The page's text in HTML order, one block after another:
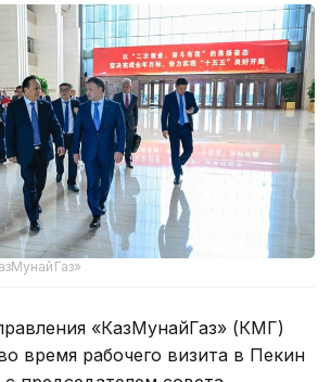
«КазМунайГаз» (КМГ)
время рабочего визита в Пекин